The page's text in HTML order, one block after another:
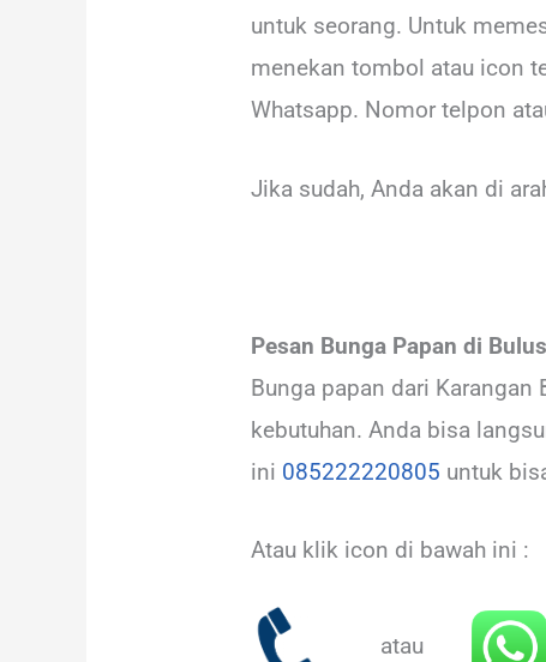
untuk seorang. Untuk
menekan tombol atau icon
Whatsapp. Nomor telpon
Jika sudah, Anda akan di
Pesan Bunga Papan di
Bunga papan dari
kebutuhan. Anda bisa
ini 085222220805 untuk
Atau klik icon di bawah ini :
atau